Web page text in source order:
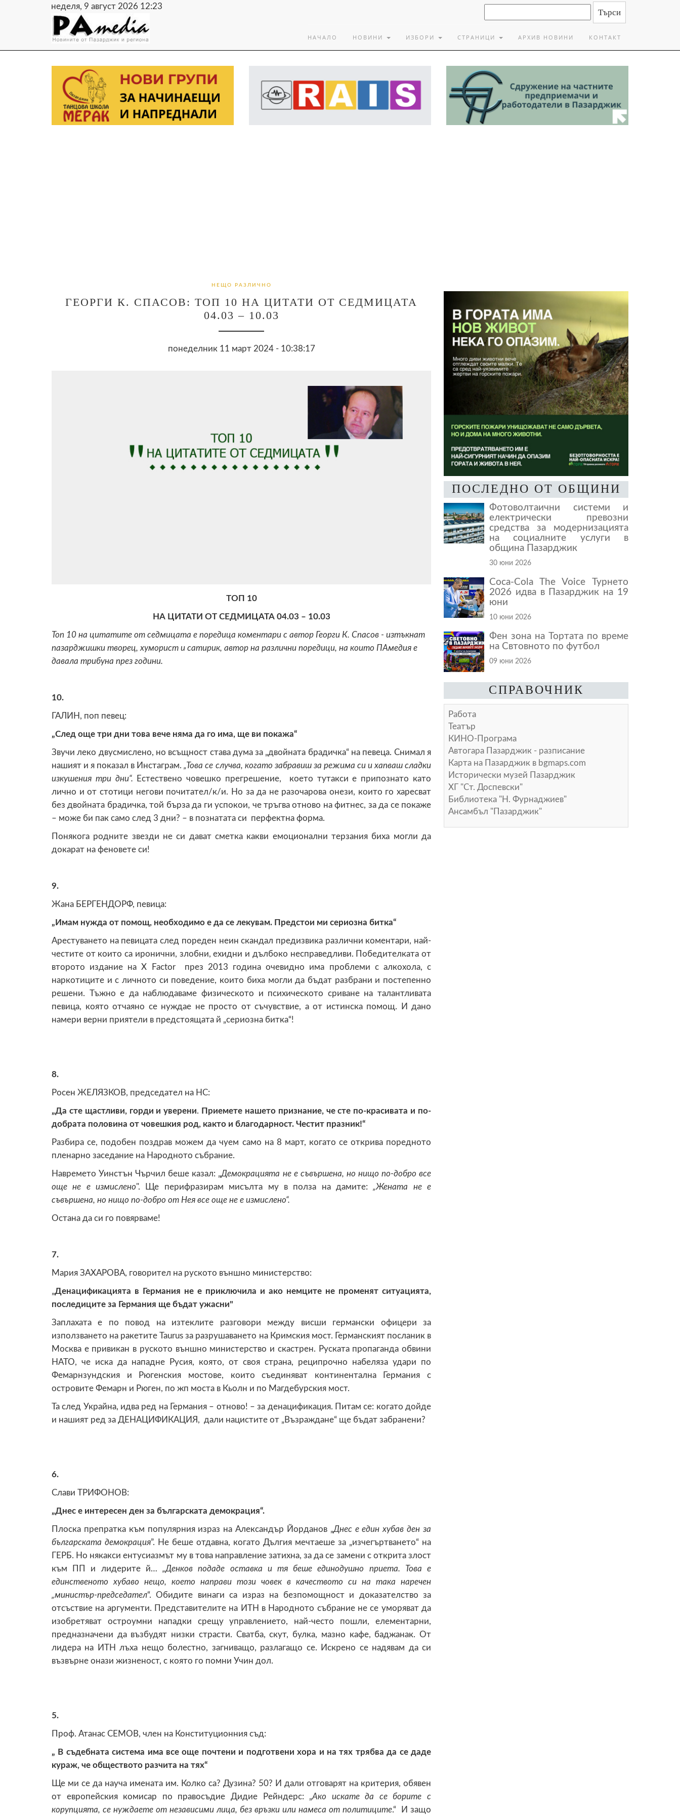
неделя, 9 август 2026 12:23
НАЧАЛО НОВИНИ ИЗБОРИ СТРАНИЦИ АРХИВ НОВИНИ КОНТАКТ
НЕЩО РАЗЛИЧНО
ГЕОРГИ К. СПАСОВ: ТОП 10 НА ЦИТАТИ ОТ СЕДМИЦАТА
04.03 – 10.03
понеделник 11 март 2024 - 10:38:17
ТОП 10
НА ЦИТАТИ ОТ СЕДМИЦАТА 04.03 – 10.03
Топ 10 на цитатите от седмицата е поредица коментари с автор Георги К. Спасов - изтъкнат
пазарджишки творец, хуморист и сатирик, автор на различни поредици, на които ПАмедия е
давала трибуна през години.
10.
ГАЛИН, поп певец:
„След още три дни това вече няма да го има, ще ви покажа“
Звучи леко двусмислено, но всъщност става дума за „двойната брадичка“ на певеца. Снимал я
нашият и я показал в Инстаграм.„Това се случва, когато забравиш за режима си и хапваш сладки
изкушения три дни“. Естествено човешко прегрешение, което тутакси е припознато като
лично и от стотици негови почитател/к/и. Но за да не разочарова онези, които го харесват
без двойната брадичка, той бърза да ги успокои, че тръгва отново на фитнес, за да се покаже
– може би пак само след 3 дни? – в познатата си перфектна форма.
Понякога родните звезди не си дават сметка какви емоционални терзания биха могли да
докарат на феновете си!
9.
Жана БЕРГЕНДОРФ, певица:
„Имам нужда от помощ, необходимо е да се лекувам. Предстои ми сериозна битка“
Арестуването на певицата след пореден неин скандал предизвика различни коментари, най-
честите от които са иронични, злобни, ехидни и дълбоко несправедливи. Победителката от
второто издание на X Factor през 2013 година очевидно има проблеми с алкохола, с
наркотиците и с личното си поведение, които биха могли да бъдат разбрани и постепенно
решени. Тъжно е да наблюдаваме физическото и психическото сриване на талантливата
певица, която отчаяно се нуждае не просто от съчувствие, а от истинска помощ. И дано
намери верни приятели в предстоящата й „сериозна битка“!
8.
Росен ЖЕЛЯЗКОВ, председател на НС:
„Да сте щастливи, горди и уверени. Приемете нашето признание, че сте по-красивата и по-
добрата половина от човешкия род, както и благодарност. Честит празник!“
Разбира се, подобен поздрав можем да чуем само на 8 март, когато се открива поредното
пленарно заседание на Народното събрание.
Навремето Уинстън Чърчил беше казал: „Демокрацията не е съвършена, но нищо по-добро все
още
не е измислено". Ще перифразирам мисълта му в полза на дамите:„Жената не е
съвършена, но нищо по-добро от Нея все още не е измислено“.
Остана да си го повярваме!
7.
Мария ЗАХАРОВА, говорител на руското външно министерство:
„Денацификацията в Германия не е приключила и ако немците не променят ситуацията,
последиците за Германия ще бъдат ужасни"
Заплахата е по повод на изтеклите разговори между висши германски офицери за
използването на ракетите Taurus за разрушаването на Кримския мост. Германският посланик в
Москва е привикан в руското външно министерство и скастрен. Руската пропаганда обвини
НАТО, че иска да нападне Русия, която, от своя страна, реципрочно набеляза удари по
Фемарнзундския и Рюгенския мостове, които съединяват континентална Германия с
островите Фемарн и Рюген, по жп моста в Кьолн и по Магдебурския мост.
Та след Украйна, идва ред на Германия – отново! – за денацификация. Питам се: когато дойде
и нашият ред за ДЕНАЦИФИКАЦИЯ, дали нацистите от „Възраждане“ ще бъдат забранени?
6.
Слави ТРИФОНОВ:
„Днес е интересен ден за българската демокрация“.
Плоска препратка към популярния израз на Александър Йорданов „Днес е един хубав ден за
българската демокрация”. Не беше отдавна, когато Дългия мечтаеше за „изчегъртването“ на
ГЕРБ. Но някакси ентусиазмът му в това направление затихна, за да се замени с открита злост
към ПП и лидерите й… „Денков подаде оставка и тя беше единодушно приета. Това е
единственото хубаво нещо, което направи този човек в качеството си на така наречен
„министър-председател“. Обидите винаги са израз на безпомощност и доказателство за
отсъствие на аргументи. Представителите на ИТН в Народното събрание не се уморяват да
изобретяват остроумни нападки срещу управлението, най-често пошли, елементарни,
предназначени да възбудят низки страсти. Сватба, скут, булка, мазно кафе, баджанак. От
лидера на ИТН лъха нещо болестно, загниващо, разлагащо се. Искрено се надявам да си
възвърне онази жизненост, с която го помни Учин дол.
5.
Проф. Атанас СЕМОВ, член на Конституционния съд:
„ В съдебната система има все още почтени и подготвени хора и на тях трябва да се даде
кураж, че обществото разчита на тях“
Ще ми се да науча имената им. Колко са? Дузина? 50? И дали отговарят на критерия, обявен
от европейския комисар по правосъдие Дидие Рейндерс: „Ако искате да се борите с
корупцията, се нуждаете от независими лица, без връзки или намеса от политиците.“ И защо
ПОСЛЕДНО ОТ ОБЩИНИ
Фотоволтаични системи и
електрически превозни
средства за модернизацията
на социалните услуги в
община Пазарджик
30 юни 2026
Coca-Cola The Voice Турнето
2026 идва в Пазарджик на 19
юни
10 юни 2026
Фен зона на Тортата по време
на Свтовното по футбол
09 юни 2026
СПРАВОЧНИК
Работа
Театър
КИНО-Програма
Автогара Пазарджик - разписание
Карта на Пазарджик в bgmaps.com
Исторически музей Пазарджик
ХГ "Ст. Доспевски"
Библиотека "Н. Фурнаджиев"
Ансамбъл "Пазарджик"